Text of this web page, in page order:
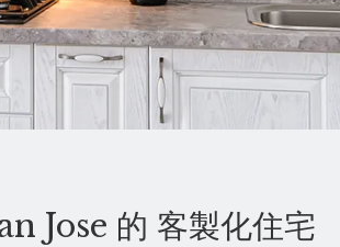
Jose 的 客製化住宅